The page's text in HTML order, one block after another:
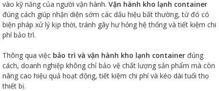
vào kỹ năng của người vận hành. Vận hành kho lạnh container
đúng cách giúp nhận diện sớm các dấu hiệu bất thường, từ đó có
biện pháp xử lý kịp thời, tránh gây hư hỏng hệ thống và tiết kiệm chi
phí bảo trì.
Thông qua việc bảo trì và vận hành kho lạnh container đúng
cách, doanh nghiệp không chỉ bảo vệ chất lượng sản phẩm mà còn
nâng cao hiệu quả hoạt động, tiết kiệm chi phí và kéo dài tuổi thọ
thiết bị.